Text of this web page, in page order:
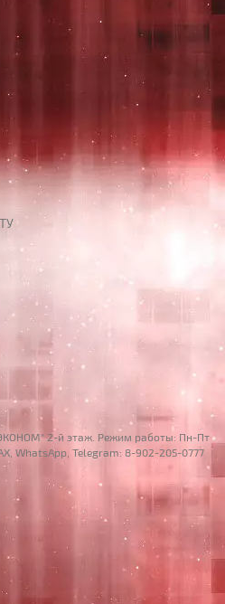
2-й этаж. Режим работы: Пн-Пт
WhatsApp, Telegram: 8-902-205-0777